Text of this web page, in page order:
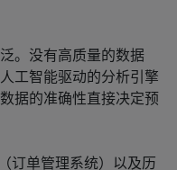
。没有高质量的数据
工智能驱动的分析引擎
据的准确性直接决定预
订单管理系统）以及历